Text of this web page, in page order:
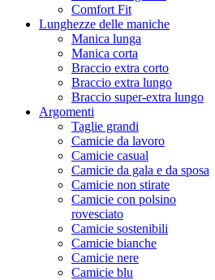
Comfort Fit
Lunghezze delle maniche
Manica lunga
Manica corta
Braccio extra corto
Braccio extra lungo
Braccio super-extra lungo
Argomenti
Taglie grandi
Camicie da lavoro
Camicie casual
Camicie da gala e da sposa
Camicie non stirate
Camicie con polsino
rovesciato
Camicie sostenibili
Camicie bianche
Camicie nere
Camicie blu